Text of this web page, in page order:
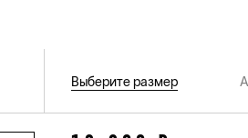
Выберите размер